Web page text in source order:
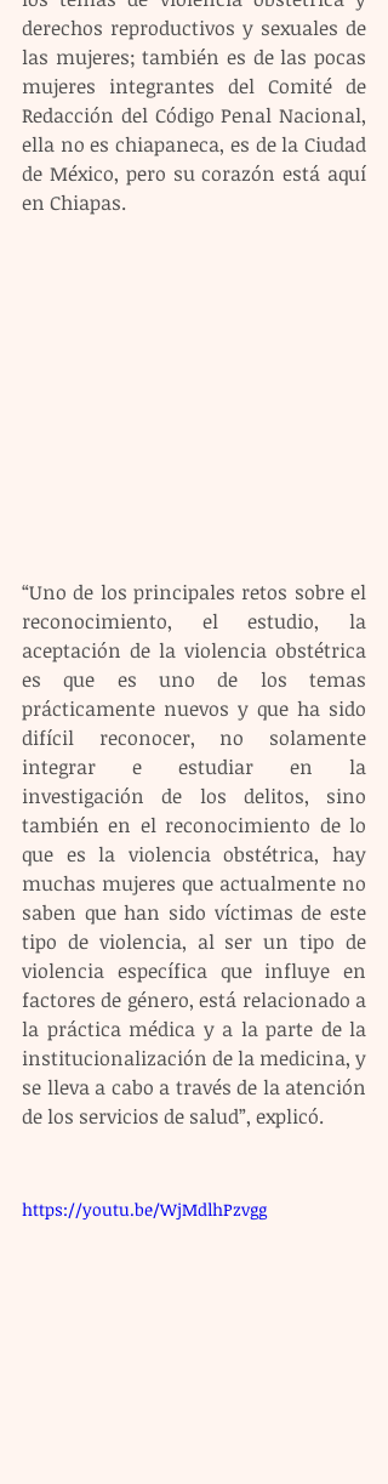
derechos reproductivos y sexuales de
las mujeres; también es de las pocas
mujeres integrantes del Comité de
Redacción del Código Penal Nacional,
ella no es chiapaneca, es de la Ciudad
de México, pero su corazón está aquí
en Chiapas.
“Uno de los principales retos sobre el
reconocimiento, el estudio, la
aceptación de la violencia obstétrica
es que es uno de los temas
prácticamente nuevos y que ha sido
difícil reconocer, no solamente
integrar e estudiar en la
investigación de los delitos, sino
también en el reconocimiento de lo
que es la violencia obstétrica, hay
muchas mujeres que actualmente no
saben que han sido víctimas de este
tipo de violencia, al ser un tipo de
violencia específica que influye en
factores de género, está relacionado a
la práctica médica y a la parte de la
institucionalización de la medicina, y
se lleva a cabo a través de la atención
de los servicios de salud”, explicó.
https://youtu.be/WjMdlhPzvgg